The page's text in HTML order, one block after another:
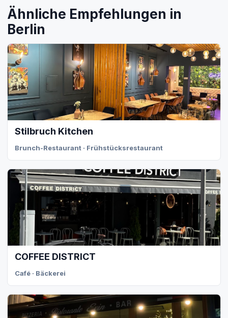
Ähnliche Empfehlungen in
Berlin
Stilbruch Kitchen
Brunch-Restaurant · Frühstücksrestaurant
COFFEE DISTRICT
Café · Bäckerei